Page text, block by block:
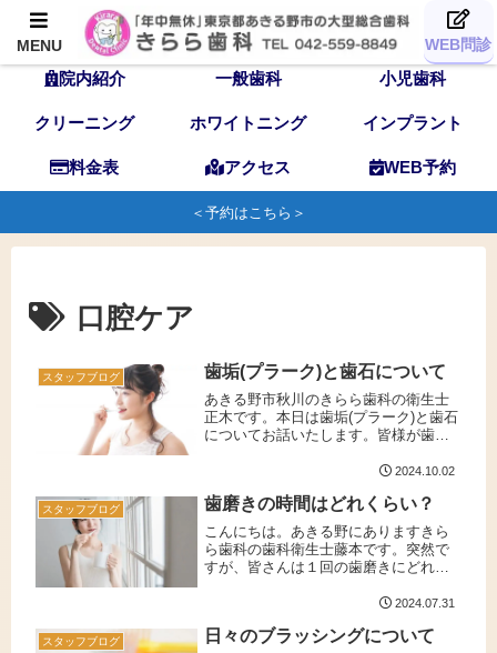
TOP 歯科医師 スタッフ
院内紹介 一般歯科 小児歯科
クリーニング ホワイトニング インプラント
料金表 アクセス WEB予約
＜予約はこちら＞
口腔ケア
スタッフブログ 歯垢(プラーク)と歯石について
あきる野市秋川のきらら歯科の衛生士
正木です。本日は歯垢(プラーク)と歯石
についてお話いたします。皆様が歯み
グ時によく耳にする「歯垢」（プラー
の言葉。どのような違いがあるの...
2024.10.02
スタッフブログ 歯磨きの時間はどれくらい？
こんにちは。あきる野にありますきら
ら歯科の歯科衛生士藤本です。突然で
すが、皆さんは１回の歯磨きにどれく
働省が実施している調査によると所要
データがあるそうです。理想的な歯
2024.07.31
スタッフブログ 日々のブラッシングについて
MENU WEB問診